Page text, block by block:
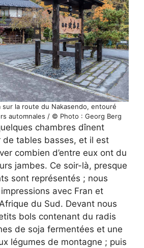
sur la route du Nakasendo, entouré
automnales / © Photo : Georg Berg
chambres dînent
de tables basses, et il est
combien d’entre eux ont du
jambes. Ce soir-là, presque
sont représentés ; nous
avec Fran et
du Sud. Devant nous
bols contenant du radis
de soja fermentées et une
légumes de montagne ; puis